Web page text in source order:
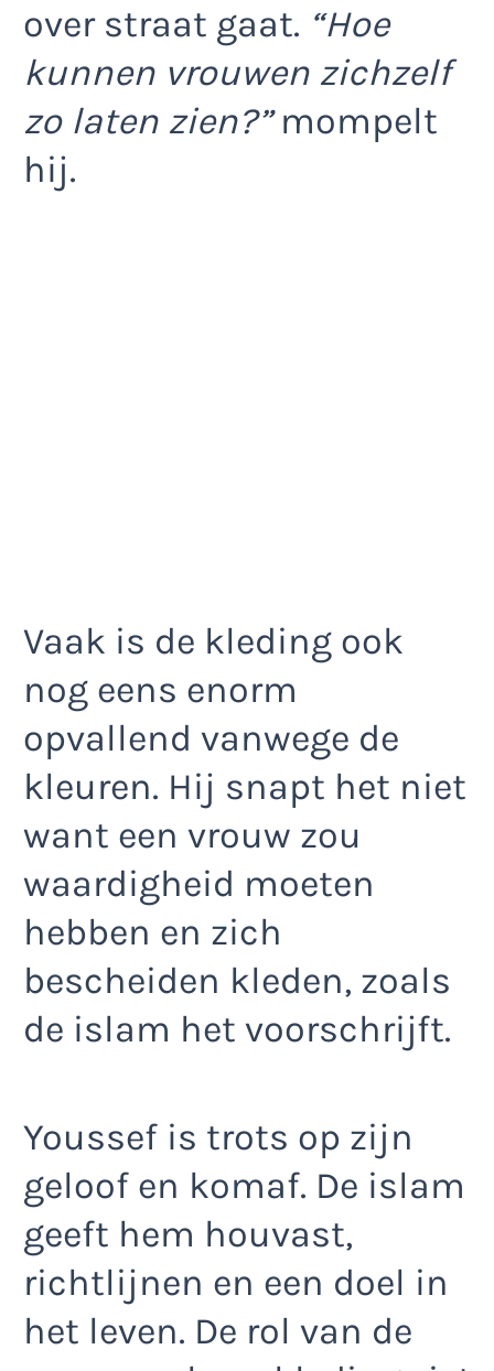
over straat gaat. “Hoe
kunnen vrouwen zichzelf
zo laten zien?”mompelt
hij.
Vaak is de kleding ook
nog eens enorm
opvallend vanwege de
kleuren. Hij snapt het niet
want een vrouw zou
waardigheid moeten
hebben en zich
bescheiden kleden, zoals
de islam het voorschrijft.
Youssef is trots op zijn
geloof en komaf. De islam
geeft hem houvast,
richtlijnen en een doel in
het leven. De rol van de